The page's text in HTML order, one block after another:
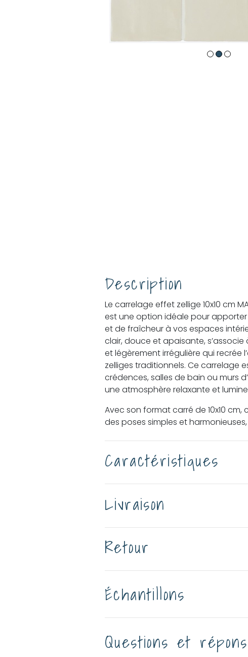
Description
Le carrelage effet zellige 10x10 cm
est une option idéale pour
et de fraîcheur à vos espaces
clair, douce et apaisante,
et légèrement irrégulière qui recrée
zelliges traditionnels. Ce carrelage
crédences, salles de bain ou murs
une atmosphère relaxante et
Avec son format carré de 10x10
des poses simples et
Caractéristiques
Livraison
Retour
Échantillons
Questions et